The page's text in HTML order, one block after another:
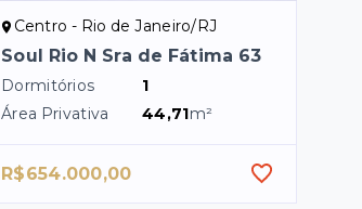
Centro - Rio de Janeiro/RJ
Soul Rio N Sra de Fátima 63
Dormitórios
1
Área Privativa
44,71m²
R$654.000,00